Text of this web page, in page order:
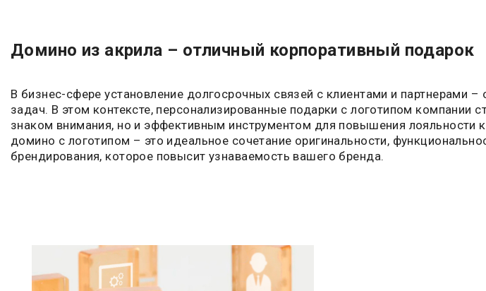
Домино из акрила – отличный корпоративный подарок
В бизнес-сфере установление долгосрочных связей с клиентами и партнерами
задач. В этом контексте, персонализированные подарки с логотипом компании
знаком внимания, но и эффективным инструментом для повышения лояльности
домино с логотипом – это идеальное сочетание оригинальности,
брендирования, которое повысит узнаваемость вашего бренда.